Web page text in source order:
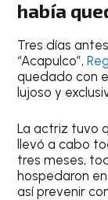
había
Tres días
“Acapulco”,
quedado con
lujoso y
La actriz tuvo
llevó a cabo
tres meses,
hospedaron
así prevenir